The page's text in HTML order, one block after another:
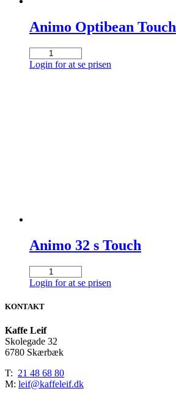
Animo Optibean Touch
Animo
Optibean
Login for at se prisen
Animo 32 s Touch
Animo
32
Touch
Login for at se prisen
KONTAKT
Kaffe Leif
Skolegade 32
6780 Skærbæk
T: 21 48 68 80
M: leif@kaffeleif.dk